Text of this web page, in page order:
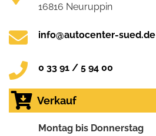
16816 Neuruppin
info@autocenter-sued.de
0 33 91 / 5 94 00
Verkauf
Montag bis Donnerstag